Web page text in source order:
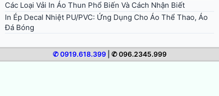
✆ 0919.618.399| ✆ 096.2345.999
Các Loại Vải In Áo Thun Phổ Biến Và Cách Nhận Biết
In Ép Decal Nhiệt PU/PVC: Ứng Dụng Cho Áo Thể Thao, Áo
Đá Bóng